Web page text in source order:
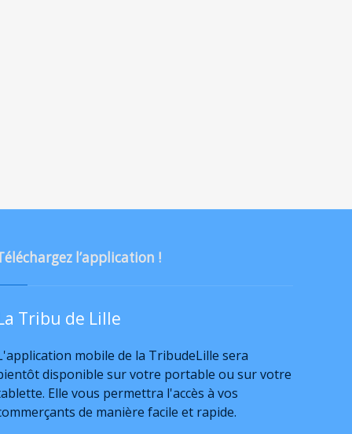
l’application !
Tribu de Lille
mobile de la TribudeLille sera
disponible sur votre portable ou sur votre
Elle vous permettra l'accès à vos
de manière facile et rapide.